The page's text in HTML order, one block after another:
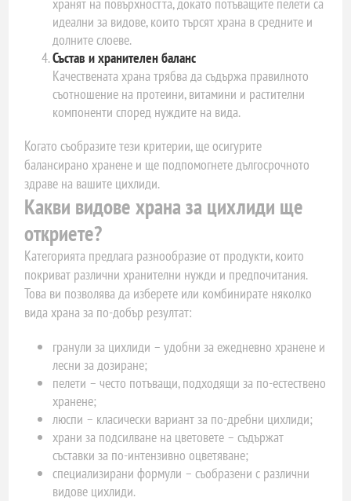
идеални за видове, които търсят храна в средните и
долните слоеве.
Състав и хранителен баланс
Качествената храна трябва да съдържа правилното
съотношение на протеини, витамини и растителни
компоненти според нуждите на вида.
Когато съобразите тези критерии, ще осигурите
балансирано хранене и ще подпомогнете дългосрочното
здраве на вашите цихлиди.
Какви видове храна за цихлиди ще
откриете?
Категорията предлага разнообразие от продукти, които
покриват различни хранителни нужди и предпочитания.
Това ви позволява да изберете или комбинирате няколко
вида храна за по-добър резултат:
гранули за цихлиди – удобни за ежедневно хранене и
лесни за дозиране;
пелети – често потъващи, подходящи за по-естествено
хранене;
люспи – класически вариант за по-дребни цихлиди;
храни за подсилване на цветовете – съдържат
съставки за по-интензивно оцветяване;
специализирани формули – съобразени с различни
видове цихлиди.